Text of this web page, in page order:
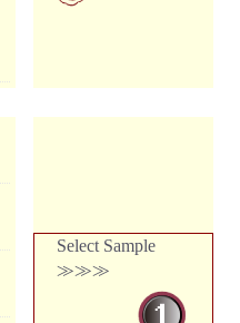
Select Sample
≫≫≫